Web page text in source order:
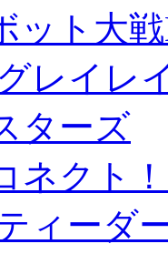
ット大
レイレ
ターズ
ネクト
ィーダ